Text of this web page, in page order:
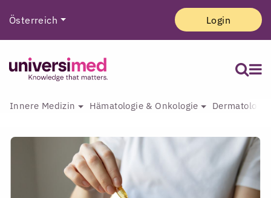
Österreich Login
Innere Medizin Hämatologie & Onkologie